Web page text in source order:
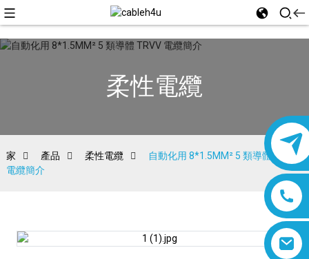
柔性電纜
家 產品 柔性電纜
自動化用 8*1.5MM² 5 類導體 TRVV
電纜簡介